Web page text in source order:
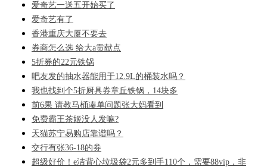
爱奇艺一送五开始买了
爱奇艺有了
香港重庆大厦不要去
券商怎么选 给大a贡献点
5折券的22元铁锅
吧友发的抽水器能用于12.9L的桶装水吗？
我也找到个5折厨具券章丘铁锅，14块多
前6果 请教马桶凑单问题张大妈看到
免费霸王茶姬没人发嘛?
天猫苏宁易购店靠谱吗？
交行有张36-18的券
超级好价！e洁背心垃圾袋2元多到手110个，需要88vip，非